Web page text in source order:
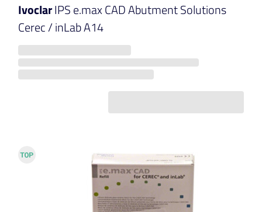
IvoclarIPS e.max CAD Abutment Solutions
Cerec / inLab A14